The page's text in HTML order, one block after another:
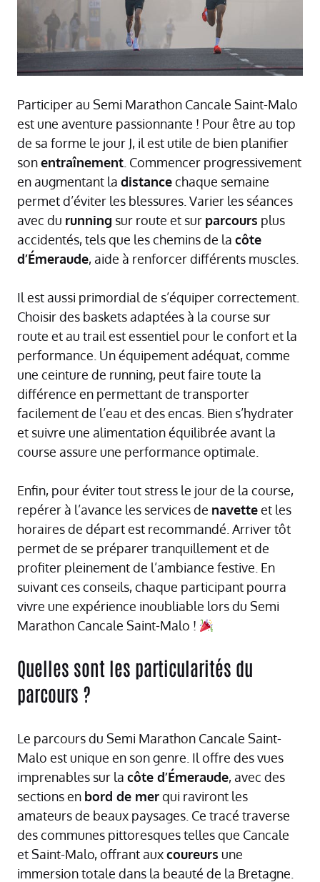
Participer au Semi Marathon Cancale Saint-Malo
est une aventure passionnante ! Pour être au top
de sa forme le jour J, il est utile de bien planifier
sonentraînement . Commencer progressivement
en augmentant la distancechaque semaine
permet d’éviter les blessures. Varier les séances
avec du running sur route et sur parcours plus
accidentés, tels que les chemins de la côte
d’Émeraude, aide à renforcer différents muscles.
Il est aussi primordial de s’équiper correctement.
Choisir des baskets adaptées à la course sur
route et au trail est essentiel pour le confort et la
performance. Un équipement adéquat, comme
une ceinture de running, peut faire toute la
différence en permettant de transporter
facilement de l’eau et des encas. Bien s’hydrater
et suivre une alimentation équilibrée avant la
course assure une performance optimale.
Enfin, pour éviter tout stress le jour de la course,
repérer à l’avance les services de navetteet les
horaires de départ est recommandé. Arriver tôt
permet de se préparer tranquillement et de
profiter pleinement de l’ambiance festive. En
suivant ces conseils, chaque participant pourra
vivre une expérience inoubliable lors du Semi
Marathon Cancale Saint-Malo !
Quelles sont les particularités du
parcours ?
Le parcours du Semi Marathon Cancale Saint-
Malo est unique en son genre. Il offre des vues
imprenables sur la côte d’Émeraude, avec des
sections en bord de merqui raviront les
amateurs de beaux paysages. Ce tracé traverse
des communes pittoresques telles que Cancale
et Saint-Malo, offrant auxcoureurs une
immersion totale dans la beauté de la Bretagne.